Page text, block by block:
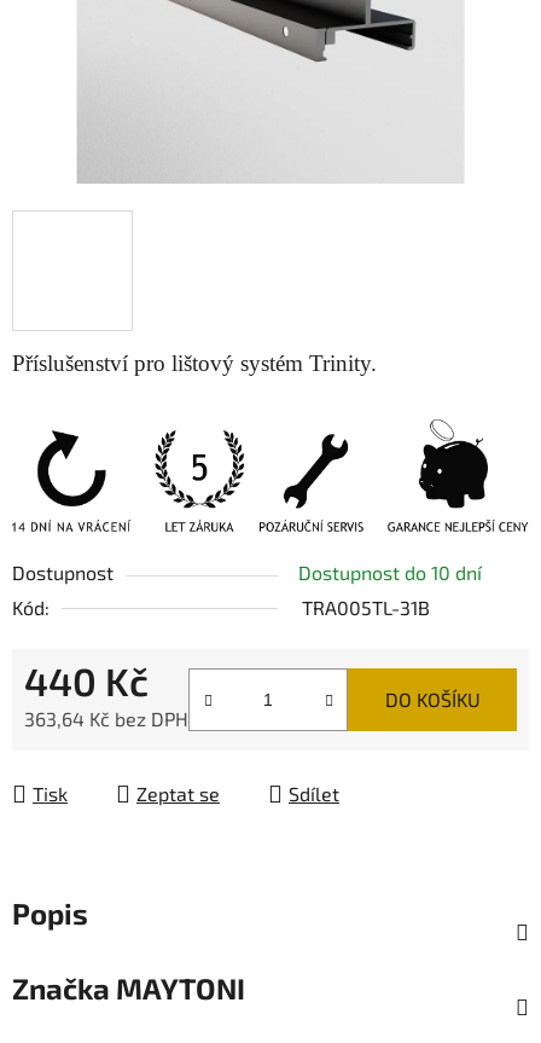
Příslušenství pro lištový systém Trinity.
Dostupnost
Dostupnost do 10 dní
Kód:
TRA005TL-31B
440 Kč
363,64 Kč bez DPH
DO KOŠÍKU
Tisk Zeptat se Sdílet
Popis
Značka MAYTONI